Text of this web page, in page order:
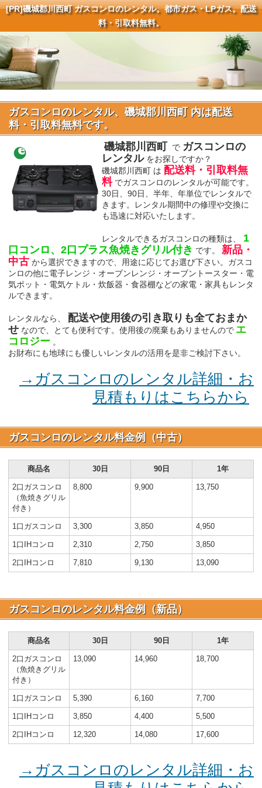
[PR]磯城郡川西町 ガスコンロのレンタル。都市ガス・LPガス。配送
料・引取料無料。
ガスコンロのレンタル、磯城郡川西町 内は配送
料・引取料無料です。
磯城郡川西町
で ガスコンロの
レンタル をお探しですか？
磯城郡川西町 は 配送料・引取料無
料 でガスコンロのレンタルが可能です。
30日、90日、半年、年単位でレンタルで
きます。レンタル期間中の修理や交換に
も迅速に対応いたします。
レンタルできるガスコンロの種類は、
1
口コンロ、2口プラス魚焼きグリル付き です。
新品・
中古 から選択できますので、用途に応じてお選び下さい。ガスコ
ンロの他に電子レンジ・オーブンレンジ・オーブントースター・電
気ポット・電気ケトル・炊飯器・食器棚などの家電・家具もレンタ
ルできます。
レンタルなら、
配送や使用後の引き取りも全ておまか
せ なので、とても便利です。使用後の廃棄もありませんので エ
コロジー 。
お財布にも地球にも優しいレンタルの活用を是非ご検討下さい。
→ガスコンロのレンタル詳細・お
見積もりはこちらから
ガスコンロのレンタル料金例（中古）
商品名 30日 90日 1年
2口ガスコンロ
（魚焼きグリル
付き）
8,800 9,900 13,750
1口ガスコンロ 3,300 3,850 4,950
1口IHコンロ 2,310 2,750 3,850
2口IHコンロ 7,810 9,130 13,090
ガスコンロのレンタル料金例（新品）
商品名 30日 90日 1年
2口ガスコンロ
（魚焼きグリル
付き）
13,090 14,960 18,700
1口ガスコンロ 5,390 6,160 7,700
1口IHコンロ 3,850 4,400 5,500
2口IHコンロ 12,320 14,080 17,600
→ガスコンロのレンタル詳細・お